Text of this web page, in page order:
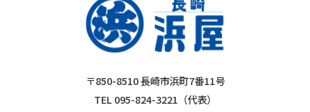
〒850-8510 長崎市浜町7番11号
TEL 095-824-3221（代表）